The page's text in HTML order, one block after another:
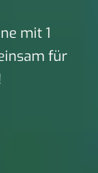
mit 1
für